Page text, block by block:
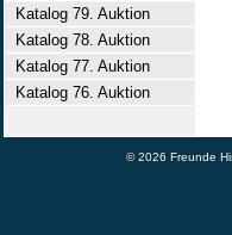
Katalog 79. Auktion
Katalog 78. Auktion
Katalog 77. Auktion
Katalog 76. Auktion
© 2026 Freunde